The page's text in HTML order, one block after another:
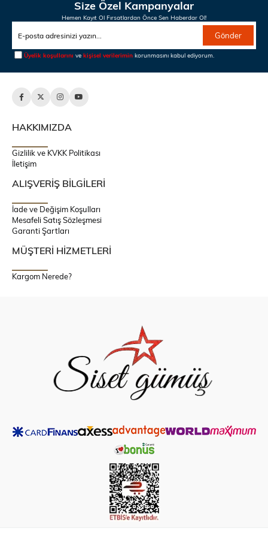
Size Özel Kampanyalar
Hemen Kayıt Ol Fırsatlardan Önce Sen Haberdar Ol!
Gönder
Üyelik koşullarını ve kişisel verilerimin korunmasını kabul ediyorum.
HAKKIMIZDA
Gizlilik ve KVKK Politikası
İletişim
ALIŞVERİŞ BİLGİLERİ
İade ve Değişim Koşulları
Mesafeli Satış Sözleşmesi
Garanti Şartları
MÜŞTERİ HİZMETLERİ
Kargom Nerede?